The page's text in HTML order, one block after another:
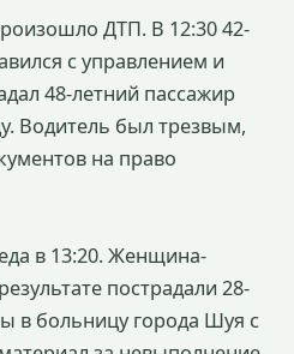
ДТП. В 12:30 42-
с управлением и
48-летний пассажир
Водитель был трезвым,
на право
в 13:20. Женщина-
пострадали 28-
в больницу города Шуя с